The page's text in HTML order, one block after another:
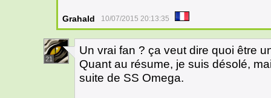
Grahald 10/07/2015 20:13:35
21
Un vrai fan ? ça veut dire quoi être
Quant au résume, je suis désolé,
suite de SS Omega.